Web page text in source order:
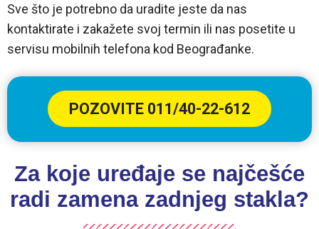
Sve što je potrebno da uradite jeste da nas
kontaktirate i zakažete svoj termin ili nas posetite u
servisu mobilnih telefona kod Beograđanke.
POZOVITE 011/40-22-612
Za koje uređaje se najčešće
radi zamena zadnjeg stakla?